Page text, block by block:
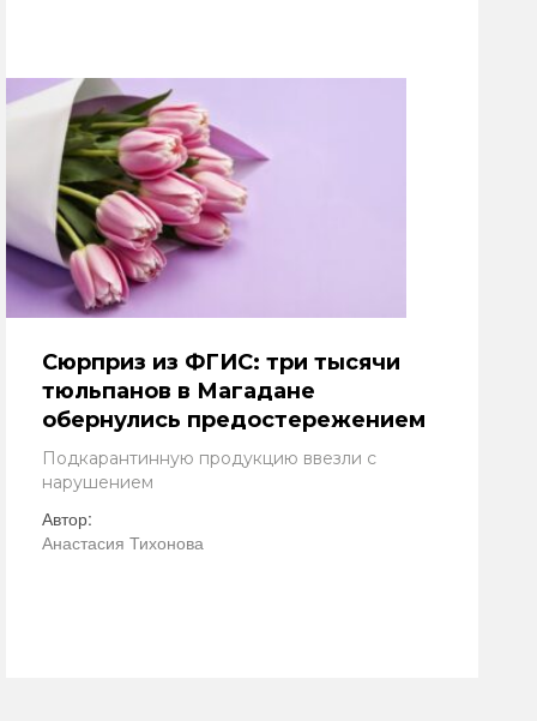
Сюрприз из ФГИС: три тысячи
тюльпанов в Магадане
обернулись предостережением
Подкарантинную продукцию ввезли с
нарушением
Автор:
Анастасия Тихонова